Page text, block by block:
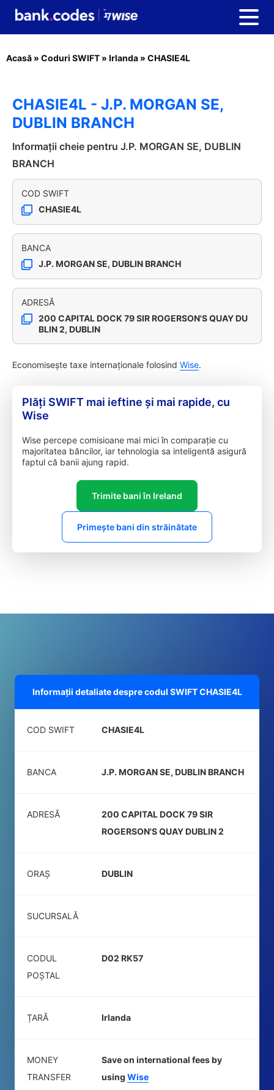
Acasă » Coduri SWIFT » Irlanda » CHASIE4L
CHASIE4L - J.P. MORGAN SE,
DUBLIN BRANCH
Informații cheie pentru J.P. MORGAN SE, DUBLIN
BRANCH
COD SWIFT
CHASIE4L
BANCA
J.P. MORGAN SE, DUBLIN BRANCH
ADRESĂ
200 CAPITAL DOCK 79 SIR ROGERSON'S QUAY DU
BLIN 2, DUBLIN
Economisește taxe internaționale folosind Wise.
Plăți SWIFT mai ieftine și mai rapide, cu
Wise
Wise percepe comisioane mai mici în comparație cu
majoritatea băncilor, iar tehnologia sa inteligentă asigură
faptul că banii ajung rapid.
Trimite bani în Ireland
Primește bani din străinătate
Informații detaliate despre codul SWIFTCHASIE4L
COD SWIFT CHASIE4L
BANCA J.P. MORGAN SE, DUBLIN BRANCH
ADRESĂ
200 CAPITAL DOCK 79 SIR
ROGERSON'S QUAY DUBLIN 2
ORAȘ DUBLIN
SUCURSALĂ
CODUL
POŞTAL
D02 RK57
ȚARĂ Irlanda
MONEY
TRANSFER
Save on international fees by
using Wise